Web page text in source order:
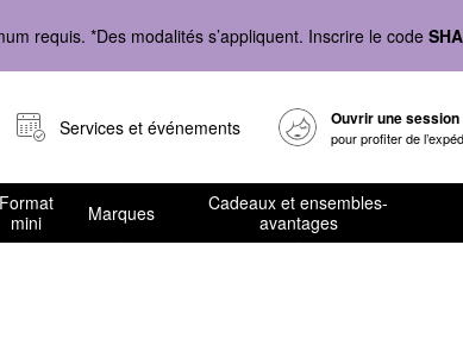
requis. *Des modalités s’appliquent. Inscrire le code
Services et événements Ouvrir une session
pour profiter de
Format
mini
Marques
Cadeaux et ensembles-
avantages